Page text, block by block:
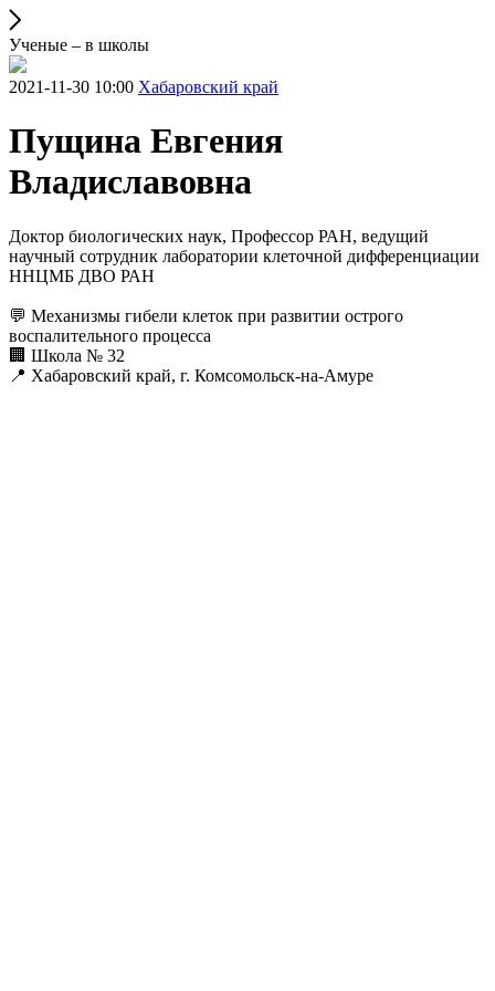
Ученые – в школы
2021-11-30 10:00 Хабаровский край
Пущина Евгения
Владиславовна
Доктор биологических наук, Профессор РАН, ведущий
научный сотрудник лаборатории клеточной дифференциации
ННЦМБ ДВО РАН
💬 Механизмы гибели клеток при развитии острого
воспалительного процесса
🏢 Школа № 32
📍 Хабаровский край, г. Комсомольск-на-Амуре